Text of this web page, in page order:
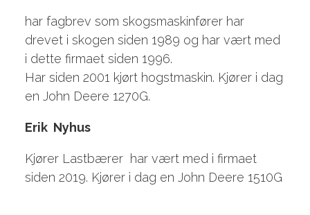
har fagbrev som skogsmaskinfører har
drevet i skogen siden 1989 og har vært med
i dette firmaet siden 1996.
Har siden 2001 kjørt hogstmaskin. Kjører i dag
en John Deere 1270G.
Erik Nyhus
Kjører Lastbærer har vært med i firmaet
siden 2019. Kjører i dag en John Deere 1510G